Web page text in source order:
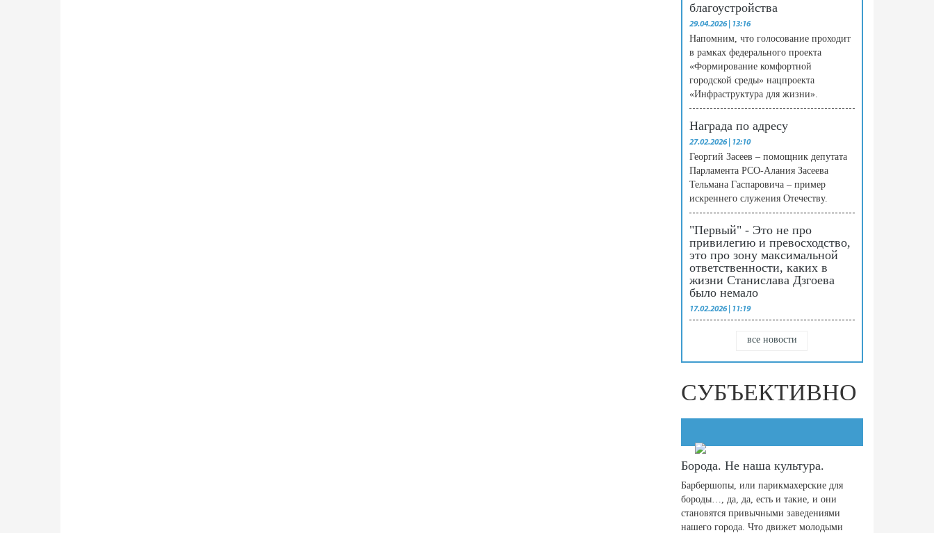
благоустройства
29.04.2026 | 13:16
Напомним, что голосование проходит
в рамках федерального проекта
«Формирование комфортной
городской среды» нацпроекта
«Инфраструктура для жизни».
Награда по адресу
27.02.2026 | 12:10
Георгий Засеев – помощник депутата
Парламента РСО-Алания Засеева
Тельмана Гаспаровича – пример
искреннего служения Отечеству.
"Первый" - Это не про
привилегию и превосходство,
это про зону максимальной
ответственности, каких в
жизни Станислава Дзгоева
было немало
17.02.2026 | 11:19
все новости
СУБЪЕКТИВНО
Борода. Не наша культура.
Барбершопы, или парикмахерские для
бороды…, да, да, есть и такие, и они
становятся привычными заведениями
нашего города. Что движет молодыми